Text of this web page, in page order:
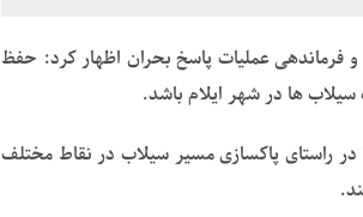
فرماندهی عملیات پاسخ بحران اظهار کرد: حفظ
ها در شهر ایلام باشد.
باید ۵۰درصد از ظرفیت خود را در راستای پاکسازی مسیر سیلاب در نقاط مختلف